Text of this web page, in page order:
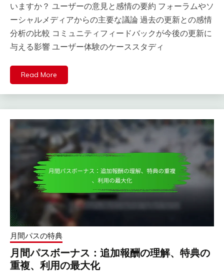
いますか？ ユーザーの意見と感情の要約 フォーラムやソ
ーシャルメディアからの主要な議論 過去の更新との感情
分析の比較 コミュニティフィードバックが今後の更新に
与える影響 ユーザー体験のケーススタディ
Read More
月間パスの特典
月間パスボーナス：追加報酬の理解、特典の
重複、利用の最大化